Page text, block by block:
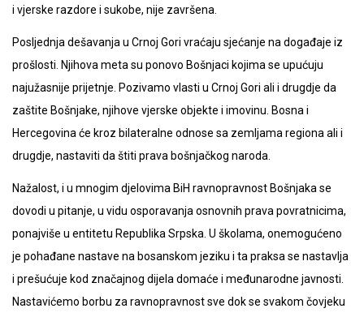
i vjerske razdore i sukobe, nije završena.
Posljednja dešavanja u Crnoj Gori vraćaju sjećanje na događaje iz
prošlosti. Njihova meta su ponovo Bošnjaci kojima se upućuju
najužasnije prijetnje. Pozivamo vlasti u Crnoj Gori ali i drugdje da
zaštite Bošnjake, njihove vjerske objekte i imovinu. Bosna i
Hercegovina će kroz bilateralne odnose sa zemljama regiona ali i
drugdje, nastaviti da štiti prava bošnjačkog naroda.
Nažalost, i u mnogim djelovima BiH ravnopravnost Bošnjaka se
dovodi u pitanje, u vidu osporavanja osnovnih prava povratnicima,
ponajviše u entitetu Republika Srpska. U školama, onemogućeno
je pohađane nastave na bosanskom jeziku i ta praksa se nastavlja
i prešućuje kod značajnog dijela domaće i međunarodne javnosti.
Nastavićemo borbu za ravnopravnost sve dok se svakom čovjeku